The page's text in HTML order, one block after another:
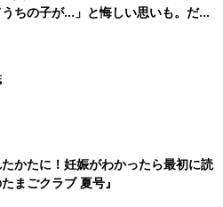
ちの子が…」と悔しい思いも。だか
間を全力で楽しみたい
かたに！妊娠がわかったら最初に読
まごクラブ 夏号』